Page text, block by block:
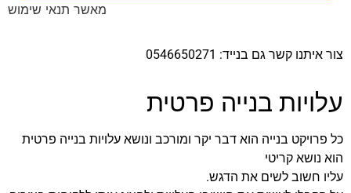
מאשר תנאי שימוש
צור איתנו קשר גם בנייד: 0546650271
עלויות בנייה פרטית
כל פרויקט בנייה הוא דבר יקר ומורכב ונושא עלויות בנייה פרטית
הוא נושא קריטי
עליו חשוב לשים את הדגש.